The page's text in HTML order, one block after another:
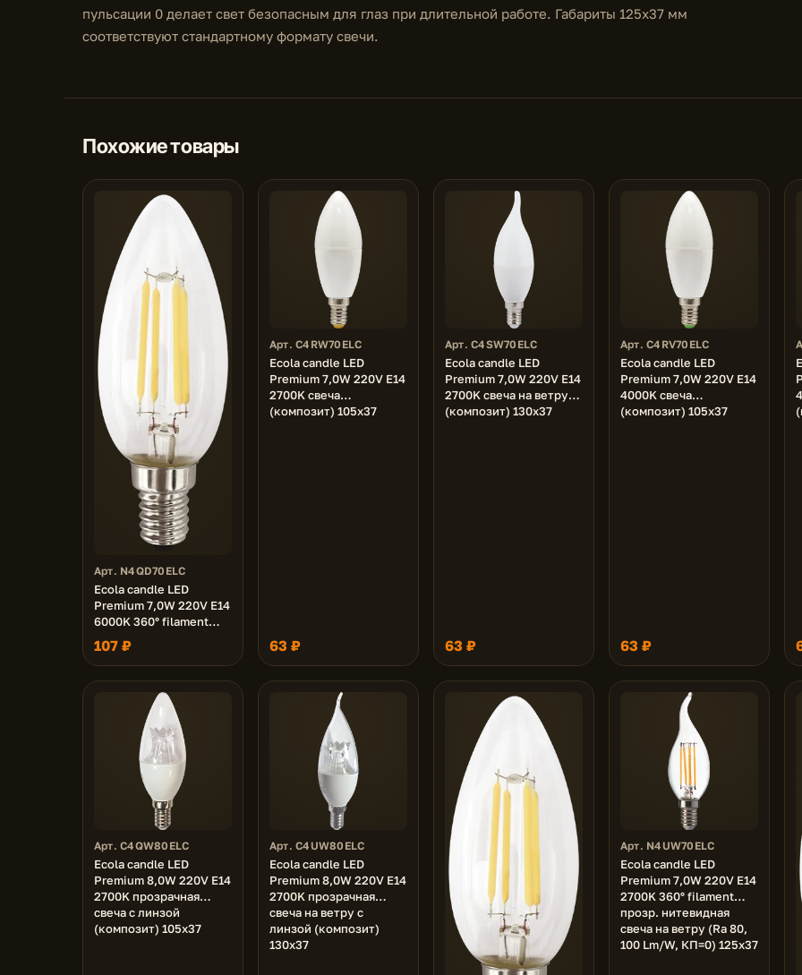
пульсации 0 делает свет безопасным для глаз при длительной работе. Габариты 125х37 мм
соответствуют стандартному формату свечи.
Похожие товары
Арт. N4QD70ELC
Ecola candle LED
Premium 7,0W 220V E14
6000K 360° filament
прозр. нитевидная
свеча (Ra 80, 100 Lm/W,
КП=0) 96х37
107 ₽
Арт. C4RW70ELC
Ecola candle LED
Premium 7,0W 220V E14
2700K свеча
(композит) 105x37
63 ₽
Арт. C4SW70ELC
Ecola candle LED
Premium 7,0W 220V E14
2700K свеча на ветру
(композит) 130x37
63 ₽
Арт. C4RV70ELC
Ecola candle LED
Premium 7,0W 220V E14
4000K свеча
(композит) 105x37
63 ₽
Арт. C4QW80ELC
Ecola candle LED
Premium 8,0W 220V E14
2700K прозрачная
свеча с линзой
(композит) 105x37
Арт. C4UW80ELC
Ecola candle LED
Premium 8,0W 220V E14
2700K прозрачная
свеча на ветру с
линзой (композит)
130x37
Арт. N4UW70ELC
Ecola candle LED
Premium 7,0W 220V E14
2700K 360° filament
прозр. нитевидная
свеча на ветру (Ra 80,
100 Lm/W, КП=0) 125х37